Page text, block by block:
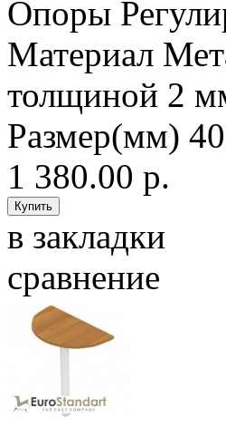
Опоры
Материал
толщиной 2
Размер(мм)
1 380.00 р.
в закладки
сравнение